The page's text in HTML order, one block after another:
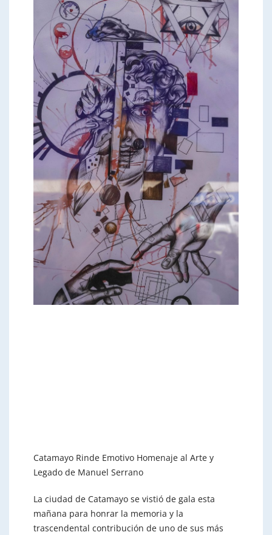
Catamayo Rinde Emotivo Homenaje al Arte y
Legado de Manuel Serrano
La ciudad de Catamayo se vistió de gala esta
mañana para honrar la memoria y la
trascendental contribución de uno de sus más